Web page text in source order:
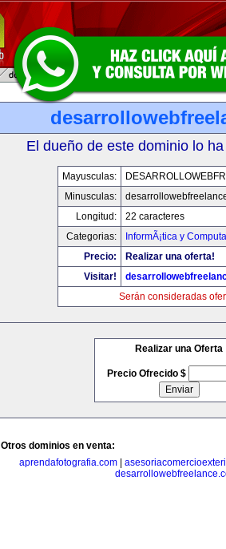
El dueño de este dominio lo
Mayusculas:
Minusculas:
Longitud:
22 caracteres
Categorias:
InformÃ¡tica y
Precio:
Realizar una oferta!
Visitar!
Serán consideradas
Realizar una Oferta
Precio Ofrecido $
Otros dominios en venta:
aprendafotografia.com